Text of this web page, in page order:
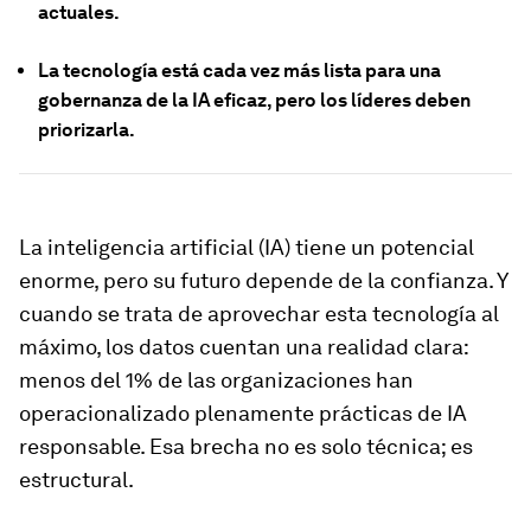
actuales.
La tecnología está cada vez más lista para una
gobernanza de la IA eficaz, pero los líderes deben
priorizarla.
La inteligencia artificial (IA) tiene un potencial
enorme, pero su futuro depende de la confianza. Y
cuando se trata de aprovechar esta tecnología al
máximo, los datos cuentan una realidad clara:
menos del 1% de las organizaciones han
operacionalizado plenamente prácticas de IA
responsable. Esa brecha no es solo técnica; es
estructural.